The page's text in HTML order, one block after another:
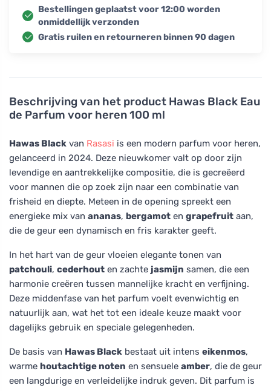
Beschrijving van het product Hawas Black Eau
de Parfum voor heren 100 ml
Hawas Black van Rasasi is een modern parfum voor heren,
gelanceerd in 2024. Deze nieuwkomer valt op door zijn
levendige en aantrekkelijke compositie, die is gecreëerd
voor mannen die op zoek zijn naar een combinatie van
frisheid en diepte. Meteen in de opening spreekt een
energieke mix van ananas, bergamot en grapefruit aan,
die de geur een dynamisch en fris karakter geeft.
In het hart van de geur vloeien elegante tonen van
patchouli, cederhout en zachte jasmijn samen, die een
harmonie creëren tussen mannelijke kracht en verfijning.
Deze middenfase van het parfum voelt evenwichtig en
natuurlijk aan, wat het tot een ideale keuze maakt voor
dagelijks gebruik en speciale gelegenheden.
De basis van Hawas Black bestaat uit intens eikenmos,
warme houtachtige noten en sensuele amber, die de geur
een langdurige en verleidelijke indruk geven. Dit parfum is
Bestellingen geplaatst voor 12:00 worden
onmiddellijk verzonden
Gratis ruilen en retourneren binnen 90 dagen